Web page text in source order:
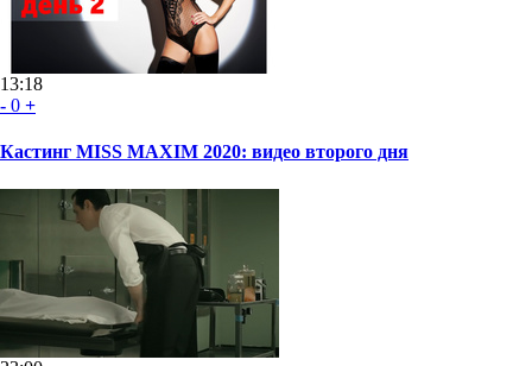
13:18
- 0 +
Кастинг MISS MAXIM 2020: видео второго дня